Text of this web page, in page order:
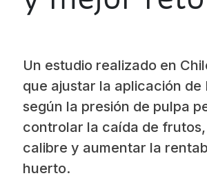
Reguladores de Crecimiento
Todas
Un estudio realizado en
que ajustar la aplicación de
según la presión de pulpa
controlar la caída de
calibre y aumentar la
huerto.